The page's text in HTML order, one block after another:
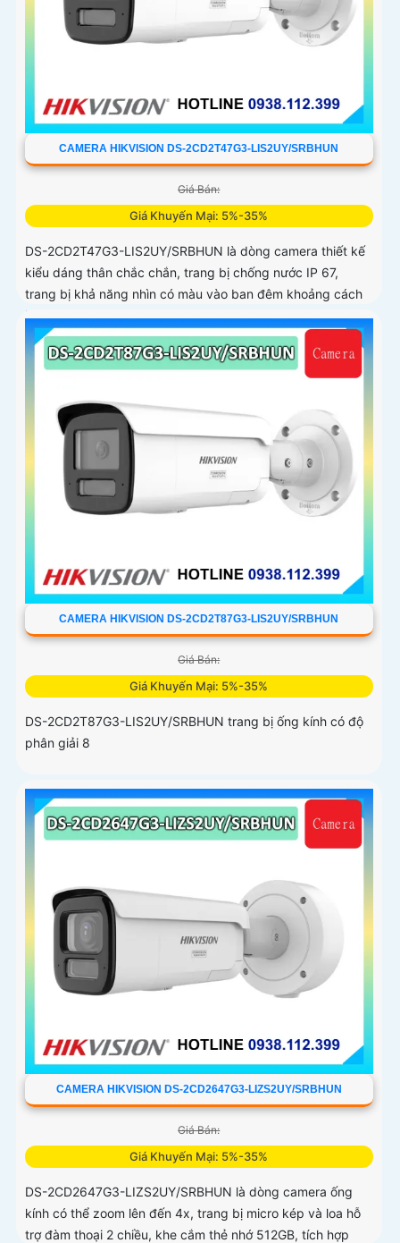
CAMERA HIKVISION DS-2CD2T47G3-LIS2UY/SRBHUN
Giá Bán:
Giá Khuyến Mại: 5%-35%
DS-2CD2T47G3-LIS2UY/SRBHUN là dòng camera thiết kế
kiểu dáng thân chắc chắn, trang bị chống nước IP 67,
trang bị khả năng nhìn có màu vào ban đêm khoảng cách
lên đến 60m, phát hiện chuyển động và phân biệt được
người và phương tiện, ống kính 4
CAMERA HIKVISION DS-2CD2T87G3-LIS2UY/SRBHUN
Giá Bán:
Giá Khuyến Mại: 5%-35%
DS-2CD2T87G3-LIS2UY/SRBHUN trang bị ống kính có độ
phân giải 8
CAMERA HIKVISION DS-2CD2647G3-LIZS2UY/SRBHUN
Giá Bán:
Giá Khuyến Mại: 5%-35%
DS-2CD2647G3-LIZS2UY/SRBHUN là dòng camera ống
kính có thể zoom lên đến 4x, trang bị micro kép và loa hỗ
trợ đàm thoại 2 chiều, khe cắm thẻ nhớ 512GB, tích hợp